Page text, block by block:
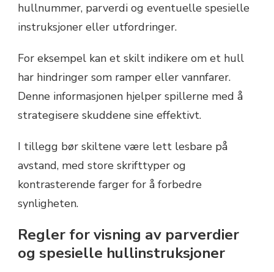
hullnummer, parverdi og eventuelle spesielle
instruksjoner eller utfordringer.
For eksempel kan et skilt indikere om et hull
har hindringer som ramper eller vannfarer.
Denne informasjonen hjelper spillerne med å
strategisere skuddene sine effektivt.
I tillegg bør skiltene være lett lesbare på
avstand, med store skrifttyper og
kontrasterende farger for å forbedre
synligheten.
Regler for visning av parverdier
og spesielle hullinstruksjoner